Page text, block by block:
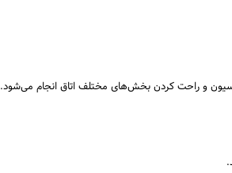
و راحت کردن بخش‌های مختلف اتاق انجام می‌شود.